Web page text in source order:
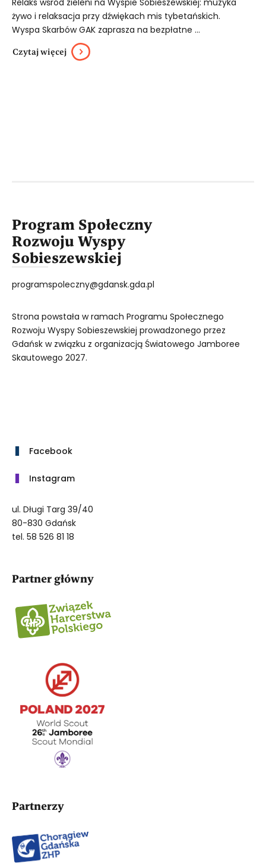
Relaks wśród zieleni na Wyspie Sobieszewskiej: muzyka
żywo i relaksacja przy dźwiękach mis tybetańskich.
Wyspa Skarbów GAK zaprasza na bezpłatne ...
Czytaj więcej
Program Społeczny
Rozwoju Wyspy
Sobieszewskiej
programspoleczny@gdansk.gda.pl
Strona powstała w ramach Programu Społecznego
Rozwoju Wyspy Sobieszewskiej prowadzonego przez
Gdańsk w związku z organizacją Światowego Jamboree
Skautowego 2027.
Facebook
Instagram
ul. Długi Targ 39/40
80-830 Gdańsk
tel. 58 526 81 18
Partner główny
Partnerzy